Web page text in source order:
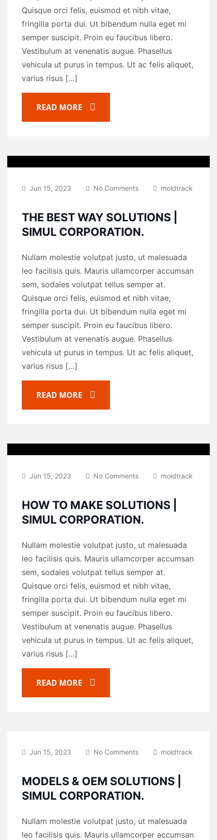
Quisque orci felis, euismod et nibh vitae,
fringilla porta dui. Ut bibendum nulla eget mi
semper suscipit. Proin eu faucibus libero.
Vestibulum at venenatis augue. Phasellus
vehicula ut purus in tempus. Ut ac felis aliquet,
varius risus […]
READ MORE
Jun 15, 2023 No Comments moldtrack
THE BEST WAY SOLUTIONS |
SIMUL CORPORATION.
Nullam molestie volutpat justo, ut malesuada
leo facilisis quis. Mauris ullamcorper accumsan
sem, sodales volutpat tellus semper at.
Quisque orci felis, euismod et nibh vitae,
fringilla porta dui. Ut bibendum nulla eget mi
semper suscipit. Proin eu faucibus libero.
Vestibulum at venenatis augue. Phasellus
vehicula ut purus in tempus. Ut ac felis aliquet,
varius risus […]
READ MORE
Jun 15, 2023 No Comments moldtrack
HOW TO MAKE SOLUTIONS |
SIMUL CORPORATION.
Nullam molestie volutpat justo, ut malesuada
leo facilisis quis. Mauris ullamcorper accumsan
sem, sodales volutpat tellus semper at.
Quisque orci felis, euismod et nibh vitae,
fringilla porta dui. Ut bibendum nulla eget mi
semper suscipit. Proin eu faucibus libero.
Vestibulum at venenatis augue. Phasellus
vehicula ut purus in tempus. Ut ac felis aliquet,
varius risus […]
READ MORE
Jun 15, 2023 No Comments moldtrack
MODELS & OEM SOLUTIONS |
SIMUL CORPORATION.
Nullam molestie volutpat justo, ut malesuada
leo facilisis quis. Mauris ullamcorper accumsan